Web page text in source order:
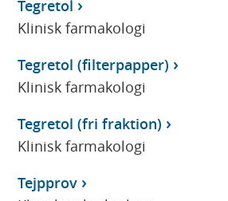
Tegretol
Klinisk farmakologi
Tegretol (filterpapper)
Klinisk farmakologi
Tegretol (fri fraktion)
Klinisk farmakologi
Tejpprov